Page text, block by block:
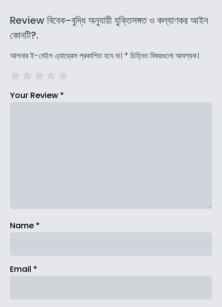
Review বিবেক-বুদ্ধি অনুযায়ী যুক্তিসঙ্গত ও কল্যাণকর আইন
কোনটি?.
আপনার ই-মেইল এ্যাড্রেস প্রকাশিত হবে না। * চিহ্নিত বিষয়গুলো আবশ্যক।
Your Review *
Name *
Email *